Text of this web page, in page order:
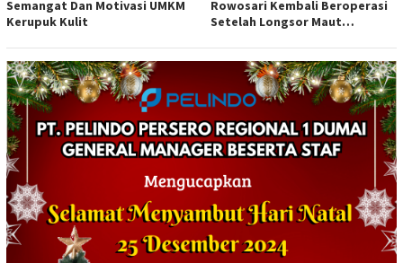
Semangat Dan Motivasi UMKM
Kerupuk Kulit
Rowosari Kembali Beroperasi
Setelah Longsor Maut